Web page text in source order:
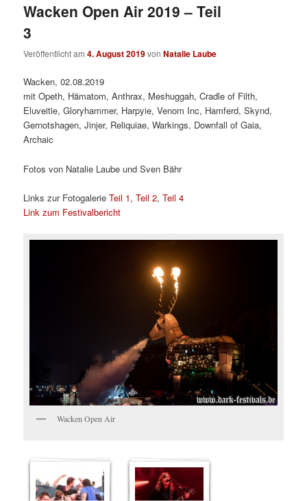
Wacken Open Air 2019 – Teil
3
Veröffentlicht am4. August 2019vonNatalie Laube
Wacken, 02.08.2019
mit Opeth, Hämatom, Anthrax, Meshuggah, Cradle of Filth,
Eluveitie, Gloryhammer, Harpyie, Venom Inc, Hamferd, Skynd,
Gernotshagen, Jinjer, Reliquiae, Warkings, Downfall of Gaia,
Archaic
Fotos von Natalie Laube und Sven Bähr
Links zur FotogalerieTeil 1,Teil 2,Teil 4
Link zum Festivalbericht
Wacken Open Air